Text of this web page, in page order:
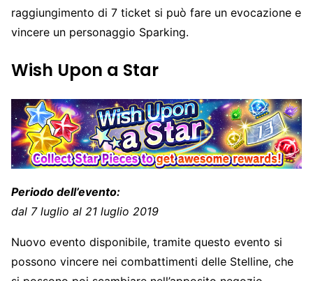
raggiungimento di 7 ticket si può fare un evocazione e
vincere un personaggio Sparking.
Wish Upon a Star
Periodo dell’evento:
dal 7 luglio al 21 luglio 2019
Nuovo evento disponibile, tramite questo evento si
possono vincere nei combattimenti delle Stelline, che